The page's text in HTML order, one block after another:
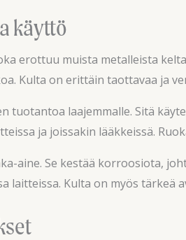
käyttö
erottuu muista metalleista
Kulta on erittäin taottavaa ja
tuotantoa laajemmalle. Sitä
ja joissakin lääkkeissä.
aine. Se kestää korroosiota,
laitteissa. Kulta on myös